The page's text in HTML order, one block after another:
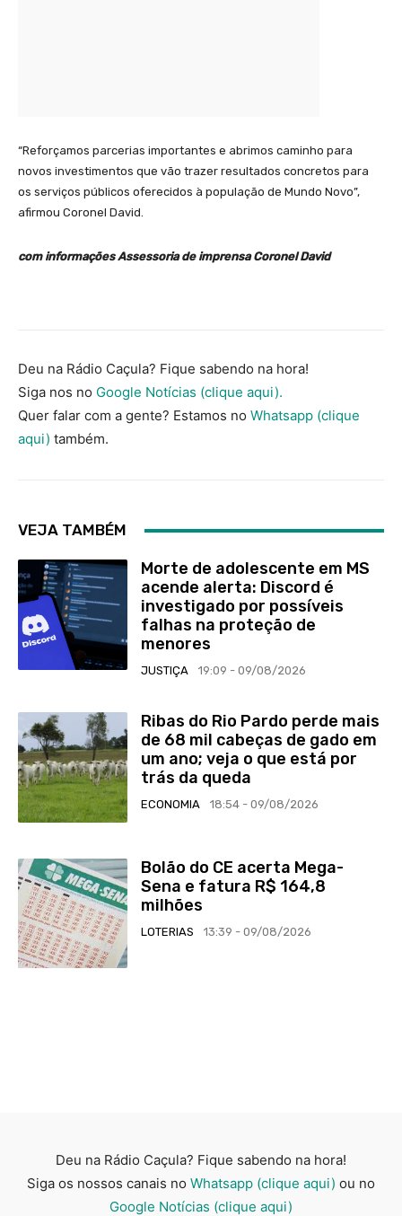
“Reforçamos parcerias importantes e abrimos caminho para
novos investimentos que vão trazer resultados concretos para
os serviços públicos oferecidos à população de Mundo Novo”,
afirmou Coronel David.
com informações Assessoria de imprensa Coronel David
Deu na Rádio Caçula? Fique sabendo na hora!
Siga nos no Google Notícias (clique aqui).
Quer falar com a gente? Estamos no Whatsapp (clique
aqui) também.
VEJA TAMBÉM
Morte de adolescente em MS
acende alerta: Discord é
investigado por possíveis
falhas na proteção de
menores
JUSTIÇA 19:09 - 09/08/2026
Ribas do Rio Pardo perde mais
de 68 mil cabeças de gado em
um ano; veja o que está por
trás da queda
ECONOMIA 18:54 - 09/08/2026
Bolão do CE acerta Mega-
Sena e fatura R$ 164,8
milhões
LOTERIAS 13:39 - 09/08/2026
Deu na Rádio Caçula? Fique sabendo na hora!
Siga os nossos canais no Whatsapp (clique aqui) ou no
Google Notícias (clique aqui)